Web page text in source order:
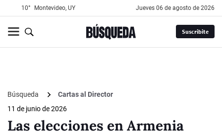
10° Montevideo, UY jueves 06 de agosto de 2026
Suscribite
Búsqueda
Cartas al Director
11 de junio de 2026
Las elecciones en Armenia